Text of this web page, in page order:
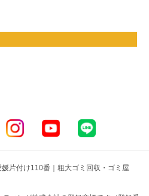
片付け110番｜粗大ゴミ回収・ゴミ屋